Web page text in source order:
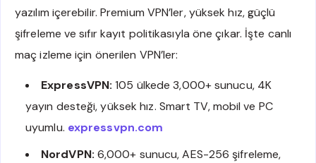
yazılım içerebilir. Premium VPN’ler, yüksek hız, güçlü
şifreleme ve sıfır kayıt politikasıyla öne çıkar. İşte canlı
maç izleme için önerilen VPN’ler:
ExpressVPN: 105 ülkede 3,000+ sunucu, 4K
yayın desteği, yüksek hız. Smart TV, mobil ve PC
uyumlu. expressvpn.com
NordVPN: 6,000+ sunucu, AES-256 şifreleme,